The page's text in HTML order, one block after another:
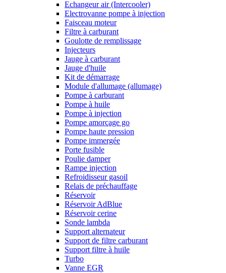
Echangeur air (Intercooler)
Electrovanne pompe à injection
Faisceau moteur
Filtre à carburant
Goulotte de remplissage
Injecteurs
Jauge à carburant
Jauge d'huile
Kit de démarrage
Module d'allumage (allumage)
Pompe à carburant
Pompe à huile
Pompe à injection
Pompe amorçage go
Pompe haute pression
Pompe immergée
Porte fusible
Poulie damper
Rampe injection
Refroidisseur gasoil
Relais de préchauffage
Réservoir
Réservoir AdBlue
Réservoir cerine
Sonde lambda
Support alternateur
Support de filtre carburant
Support filtre à huile
Turbo
Vanne EGR